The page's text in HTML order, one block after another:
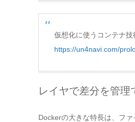
仮想化に使うコンテナ
https://un4navi.com/
レイヤで差分を管理
Dockerの大きな特長は、フ